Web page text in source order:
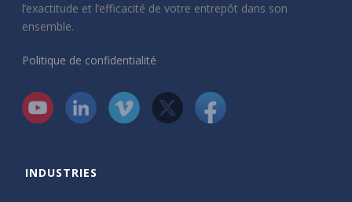
l’exactitude et l’efficacité de votre entrepôt dans son
ensemble.
Politique de confidentialité
INDUSTRIES